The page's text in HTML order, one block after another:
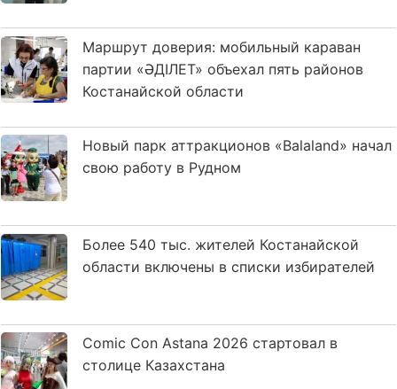
Маршрут доверия: мобильный караван
партии «ӘДІЛЕТ» объехал пять районов
Костанайской области
Новый парк аттракционов «Balaland» начал
свою работу в Рудном
Более 540 тыс. жителей Костанайской
области включены в списки избирателей
Comic Con Astana 2026 стартовал в
столице Казахстана